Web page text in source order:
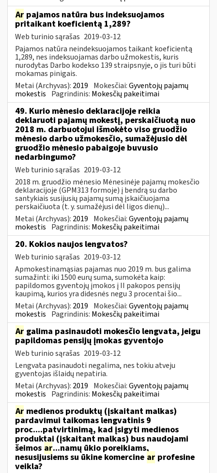
Ar pajamos natūra bus indeksuojamos
pritaikant koeficientą 1,289?
Web turinio sąrašas 2019-03-12
Pajamos natūra neindeksuojamos taikant koeficientą
1,289, nes indeksuojamas darbo užmokestis, kuris
nurodytas Darbo kodekso 139 straipsnyje, o jis turi būti
mokamas pinigais.
Metai (Archyvas): 2019 Mokesčiai:Gyventojų pajamų
mokestis Pagrindinis: Mokesčių pakeitimai
49. Kurio mėnesio deklaracijoje reikia
deklaruoti pajamų mokestį, perskaičiuotą nuo
2018 m. darbuotojui išmokėto viso gruodžio
mėnesio darbo užmokesčio, sumažėjusio dėl
gruodžio mėnesio pabaigoje buvusio
nedarbingumo?
Web turinio sąrašas 2019-03-12
2018 m. gruodžio mėnesio Mėnesinėje pajamų mokesčio
deklaracijoje (GPM313 formoje) į bendrą su darbo
santykiais susijusių pajamų sumą įskaičiuojama
perskaičiuota (t. y. sumažėjusi dėl ligos dienų)...
Metai (Archyvas): 2019 Mokesčiai:Gyventojų pajamų
mokestis Pagrindinis: Mokesčių pakeitimai
20. Kokios naujos lengvatos?
Web turinio sąrašas 2019-03-12
Apmokestinamąsias pajamas nuo 2019 m. bus galima
sumažinti: iki 1500 eurų suma, sumokėta kaip:
papildomos gyventojų įmokos į II pakopos pensijų
kaupimą, kurios yra didesnės negu 3 procentai šio...
Metai (Archyvas): 2019 Mokesčiai:Gyventojų pajamų
mokestis Pagrindinis: Mokesčių pakeitimai
Ar galima pasinaudoti mokesčio lengvata, jeigu
papildomas pensijų įmokas gyventojo
Web turinio sąrašas 2019-03-12
Lengvata pasinaudoti negalima, nes tokiu atveju
gyventojas išlaidų nepatiria.
Metai (Archyvas): 2019 Mokesčiai:Gyventojų pajamų
mokestis Pagrindinis: Mokesčių pakeitimai
Ar medienos produktų (įskaitant malkas)
pardavimui taikomas lengvatinis 9
proc....patvirtinimą, kad įsigyti medienos
produktai (įskaitant malkas) bus naudojami
šeimos ar...namų ūkio poreikiams,
nesusijusiems su ūkine komercine ar profesine
veikla?